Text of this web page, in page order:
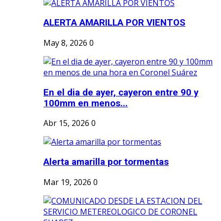
ALERTA AMARILLA POR VIENTOS
May 8, 2026 0
En el dia de ayer, cayeron entre 90 y
100mm en menos...
Abr 15, 2026 0
Alerta amarilla por tormentas
Mar 19, 2026 0